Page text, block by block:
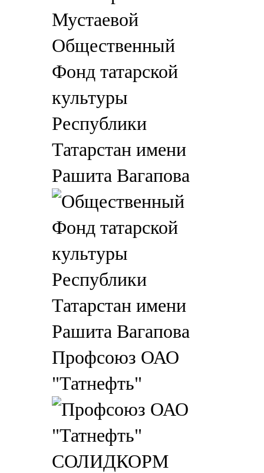
Общественный
Фонд татарской
культуры
Республики
Татарстан имени
Рашита Вагапова
Профсоюз ОАО
"Татнефть"
СОЛИДКОРМ